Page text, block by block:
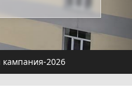
2026